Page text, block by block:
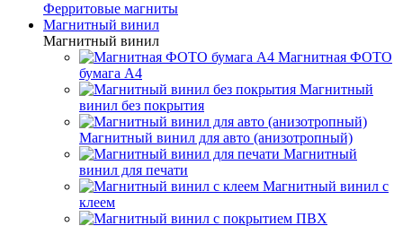
Ферритовые магниты
Магнитный винил
Магнитный винил
Магнитная ФОТО
бумага А4
Магнитный
винил без покрытия
Магнитный винил для авто (анизотропный)
Магнитный
винил для печати
Магнитный винил с
клеем